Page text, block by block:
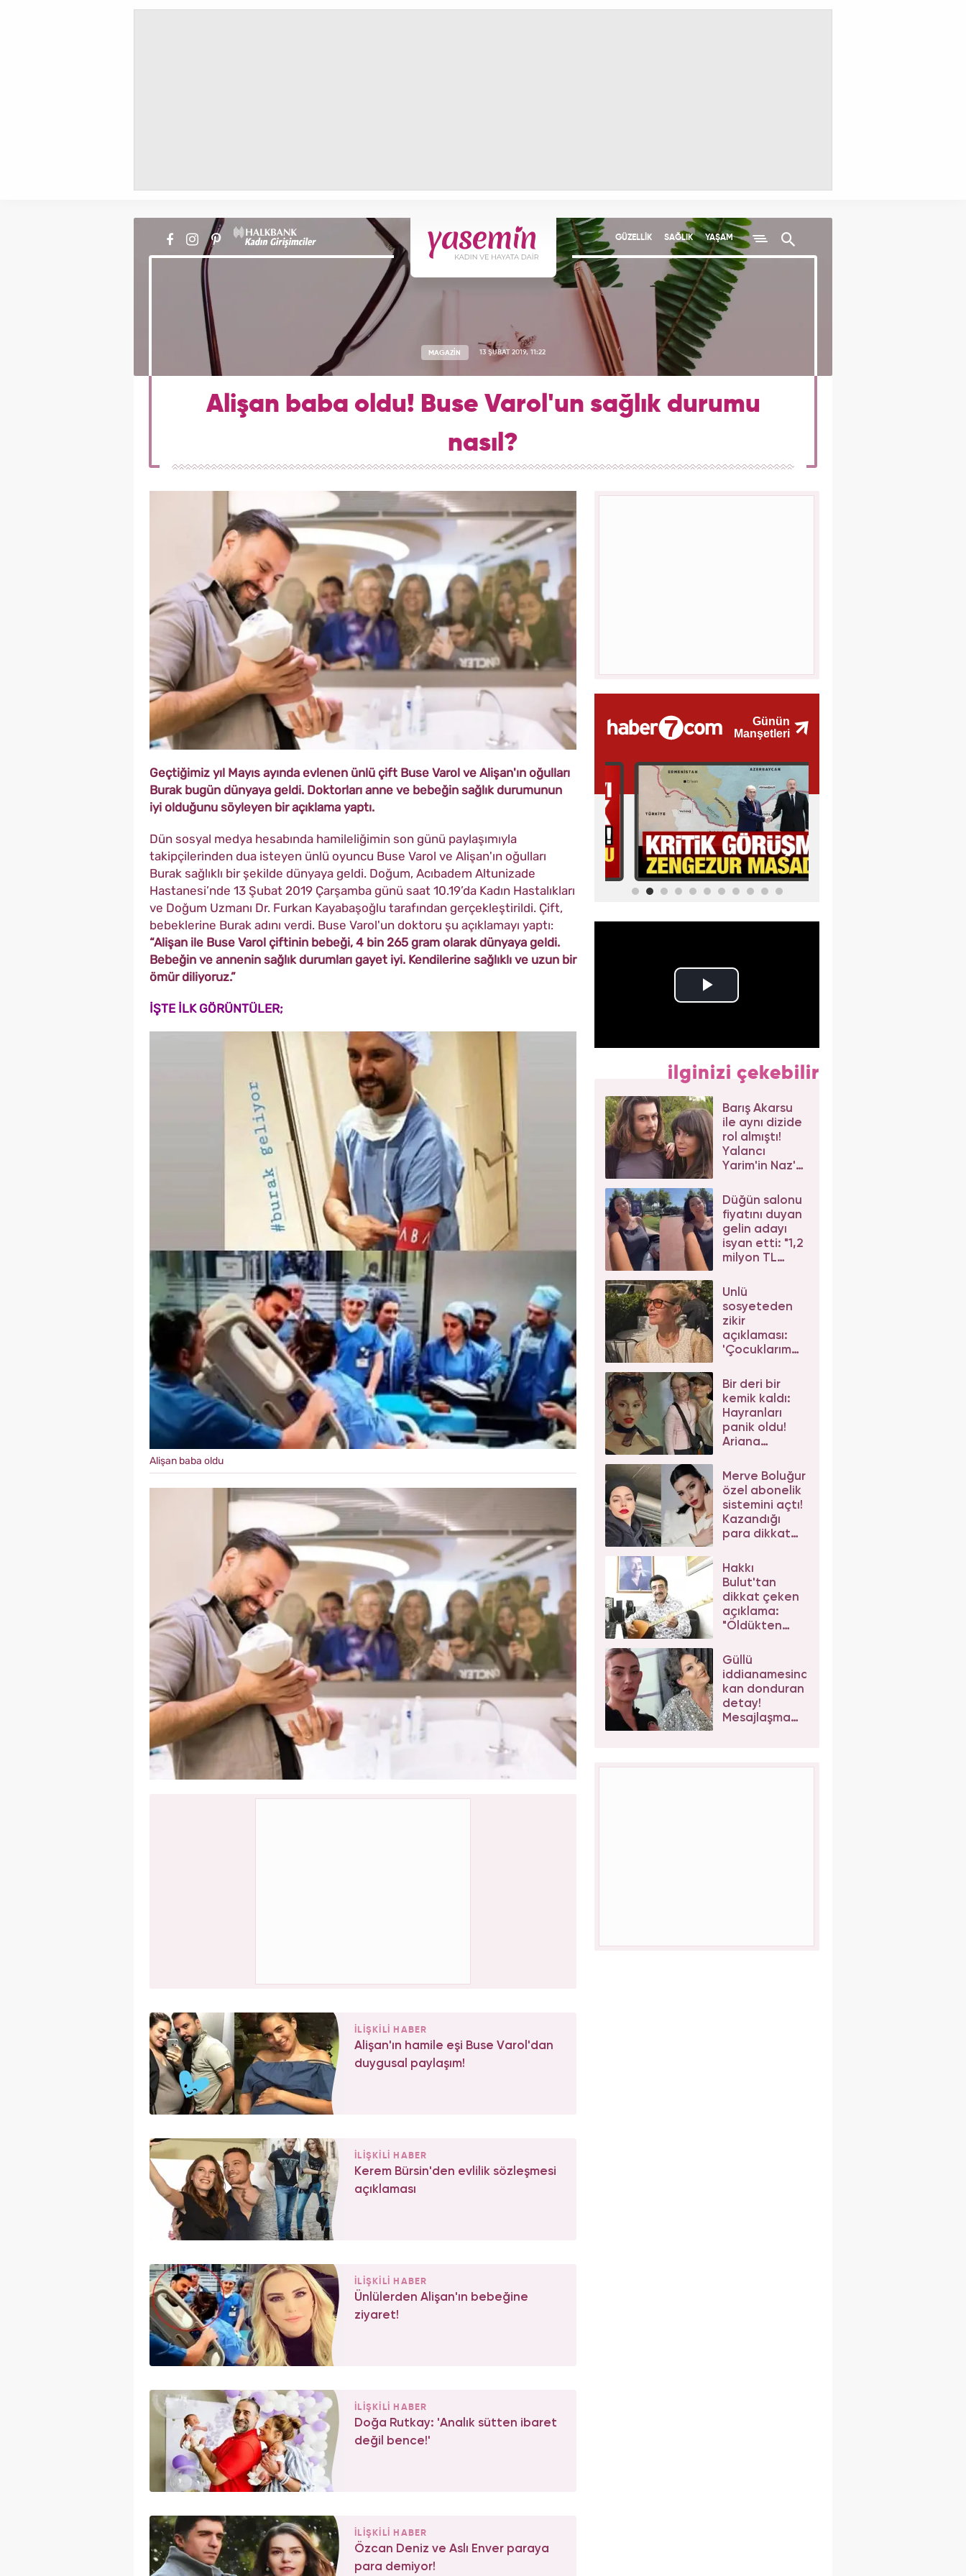
GÜZELLİK SAĞLIK YAŞAM
MAGAZİN 13 ŞUBAT 2019, 11:22
Alişan baba oldu! Buse Varol'un sağlık durumu
nasıl?
Geçtiğimiz yıl Mayıs ayında evlenen ünlü çift Buse Varol ve Alişan'ın oğulları
Burak bugün dünyaya geldi. Doktorları anne ve bebeğin sağlık durumunun
iyi olduğunu söyleyen bir açıklama yaptı.
Dün sosyal medya hesabında hamileliğimin son günü paylaşımıyla
takipçilerinden dua isteyen ünlü oyuncu Buse Varol ve Alişan'ın oğulları
Burak sağlıklı bir şekilde dünyaya geldi. Doğum, Acıbadem Altunizade
Hastanesi’nde 13 Şubat 2019 Çarşamba günü saat 10.19’da Kadın Hastalıkları
ve Doğum Uzmanı Dr. Furkan Kayabaşoğlu tarafından gerçekleştirildi. Çift,
bebeklerine Burak adını verdi. Buse Varol'un doktoru şu açıklamayı yaptı:
“Alişan ile Buse Varol çiftinin bebeği, 4 bin 265 gram olarak dünyaya geldi.
Bebeğin ve annenin sağlık durumları gayet iyi. Kendilerine sağlıklı ve uzun bir
ömür diliyoruz.”
İŞTE İLK GÖRÜNTÜLER;
Alişan baba oldu
İLİŞKİLİ HABER
Alişan'ın hamile eşi Buse Varol'dan
duygusal paylaşım!
İLİŞKİLİ HABER
Kerem Bürsin'den evlilik sözleşmesi
açıklaması
İLİŞKİLİ HABER
Ünlülerden Alişan'ın bebeğine
ziyaret!
İLİŞKİLİ HABER
Doğa Rutkay: 'Analık sütten ibaret
değil bence!'
İLİŞKİLİ HABER
Özcan Deniz ve Aslı Enver paraya
para demiyor!
ilginizi çekebilir
Barış Akarsu
ile aynı dizide
rol almıştı!
Yalancı
Yarim'in Naz'ı
beğeni yağdı
Düğün salonu
fiyatını duyan
gelin adayı
isyan etti: "1,2
milyon TL
Ünlü
sosyeteden
zikir
açıklaması:
'Çocuklarım
diyerek gelen
eleştirilere
yanıt verdi
Bir deri bir
kemik kaldı:
Hayranları
panik oldu!
Ariana
son hali
korkuttu
Merve Boluğur
özel abonelik
sistemini açtı!
Kazandığı
para dikkat
Hakkı
Bulut'tan
dikkat çeken
açıklama:
"Öldükten
yapsalar ne
olur?"
Güllü
iddianamesinde
kan donduran
detay!
Mesajlaşma